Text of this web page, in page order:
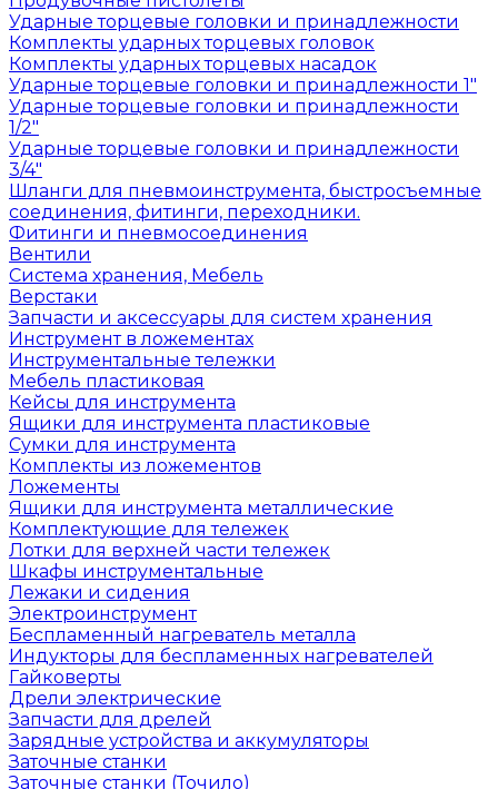
Ударные торцевые головки и принадлежности
Комплекты ударных торцевых головок
Комплекты ударных торцевых насадок
Ударные торцевые головки и принадлежности 1"
Ударные торцевые головки и принадлежности
1/2"
Ударные торцевые головки и принадлежности
3/4"
Шланги для пневмоинструмента, быстросъемные
соединения, фитинги, переходники.
Фитинги и пневмосоединения
Вентили
Система хранения, Мебель
Верстаки
Запчасти и аксессуары для систем хранения
Инструмент в ложементах
Инструментальные тележки
Мебель пластиковая
Кейсы для инструмента
Ящики для инструмента пластиковые
Сумки для инструмента
Комплекты из ложементов
Ложементы
Ящики для инструмента металлические
Комплектующие для тележек
Лотки для верхней части тележек
Шкафы инструментальные
Лежаки и сидения
Электроинструмент
Беспламенный нагреватель металла
Индукторы для беспламенных нагревателей
Гайковерты
Дрели электрические
Запчасти для дрелей
Зарядные устройства и аккумуляторы
Заточные станки
Заточные станки (Точило)